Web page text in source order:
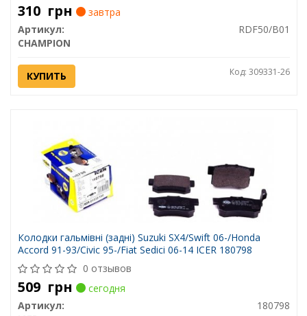
310 грн
завтра
Артикул:
RDF50/B01
CHAMPION
КУПИТЬ Код: 309331-26
Колодки гальмівні (задні) Suzuki SX4/Swift 06-/Honda
Accord 91-93/Civic 95-/Fiat Sedici 06-14 ICER 180798
0 отзывов
509 грн
сегодня
Артикул:
180798